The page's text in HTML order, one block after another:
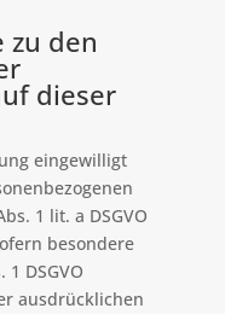
zu den
dieser
eingewilligt
1 lit. a DSGVO
besondere
DSGVO
ausdrücklichen